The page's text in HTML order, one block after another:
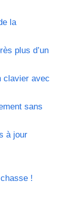
la
plus d’un
clavier avec
sans
à jour
!